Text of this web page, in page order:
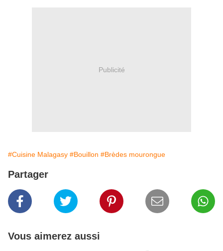
Publicité
#Cuisine Malagasy #Bouillon #Brèdes mourongue
Partager
Vous aimerez aussi